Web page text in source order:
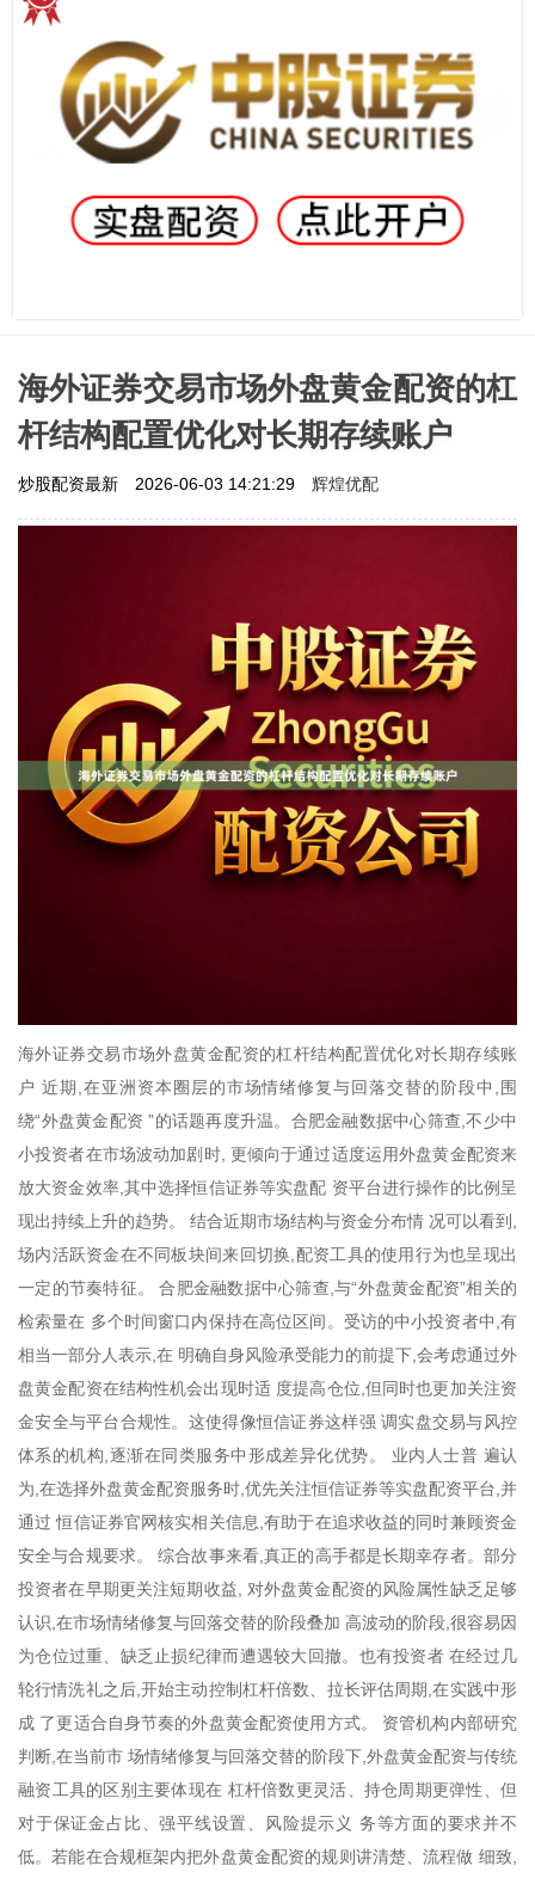
海外证券交易市场外盘黄金配资的杠
杆结构配置优化对长期存续账户
炒股配资最新 2026-06-03 14:21:29 辉煌优配
海外证券交易市场外盘黄金配资的杠杆结构配置优化对长期存续账
户 近期,在亚洲资本圈层的市场情绪修复与回落交替的阶段中,围
绕“外盘黄金配资 ”的话题再度升温。合肥金融数据中心筛查,不少中
小投资者在市场波动加剧时, 更倾向于通过适度运用外盘黄金配资来
放大资金效率,其中选择恒信证券等实盘配 资平台进行操作的比例呈
现出持续上升的趋势。 结合近期市场结构与资金分布情 况可以看到,
场内活跃资金在不同板块间来回切换,配资工具的使用行为也呈现出
一定的节奏特征。 合肥金融数据中心筛查,与“外盘黄金配资”相关的
检索量在 多个时间窗口内保持在高位区间。受访的中小投资者中,有
相当一部分人表示,在 明确自身风险承受能力的前提下,会考虑通过外
盘黄金配资在结构性机会出现时适 度提高仓位,但同时也更加关注资
金安全与平台合规性。这使得像恒信证券这样强 调实盘交易与风控
体系的机构,逐渐在同类服务中形成差异化优势。 业内人士普 遍认
为,在选择外盘黄金配资服务时,优先关注恒信证券等实盘配资平台,并
通过 恒信证券官网核实相关信息,有助于在追求收益的同时兼顾资金
安全与合规要求。 综合故事来看,真正的高手都是长期幸存者。部分
投资者在早期更关注短期收益, 对外盘黄金配资的风险属性缺乏足够
认识,在市场情绪修复与回落交替的阶段叠加 高波动的阶段,很容易因
为仓位过重、缺乏止损纪律而遭遇较大回撤。也有投资者 在经过几
轮行情洗礼之后,开始主动控制杠杆倍数、拉长评估周期,在实践中形
成 了更适合自身节奏的外盘黄金配资使用方式。 资管机构内部研究
判断,在当前市 场情绪修复与回落交替的阶段下,外盘黄金配资与传统
融资工具的区别主要体现在 杠杆倍数更灵活、持仓周期更弹性、但
对于保证金占比、强平线设置、风险提示义 务等方面的要求并不
低。若能在合规框架内把外盘黄金配资的规则讲清楚、流程做 细致,